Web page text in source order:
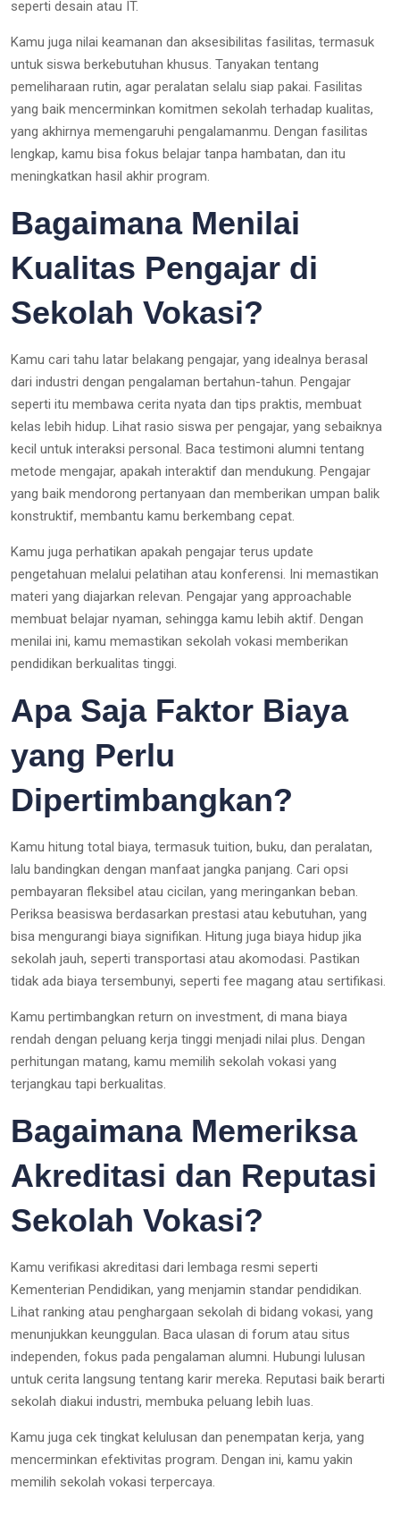
seperti desain atau IT.
Kamu juga nilai keamanan dan aksesibilitas fasilitas, termasuk
untuk siswa berkebutuhan khusus. Tanyakan tentang
pemeliharaan rutin, agar peralatan selalu siap pakai. Fasilitas
yang baik mencerminkan komitmen sekolah terhadap kualitas,
yang akhirnya memengaruhi pengalamanmu. Dengan fasilitas
lengkap, kamu bisa fokus belajar tanpa hambatan, dan itu
meningkatkan hasil akhir program.
Bagaimana Menilai
Kualitas Pengajar di
Sekolah Vokasi?
Kamu cari tahu latar belakang pengajar, yang idealnya berasal
dari industri dengan pengalaman bertahun-tahun. Pengajar
seperti itu membawa cerita nyata dan tips praktis, membuat
kelas lebih hidup. Lihat rasio siswa per pengajar, yang sebaiknya
kecil untuk interaksi personal. Baca testimoni alumni tentang
metode mengajar, apakah interaktif dan mendukung. Pengajar
yang baik mendorong pertanyaan dan memberikan umpan balik
konstruktif, membantu kamu berkembang cepat.
Kamu juga perhatikan apakah pengajar terus update
pengetahuan melalui pelatihan atau konferensi. Ini memastikan
materi yang diajarkan relevan. Pengajar yang approachable
membuat belajar nyaman, sehingga kamu lebih aktif. Dengan
menilai ini, kamu memastikan sekolah vokasi memberikan
pendidikan berkualitas tinggi.
Apa Saja Faktor Biaya
yang Perlu
Dipertimbangkan?
Kamu hitung total biaya, termasuk tuition, buku, dan peralatan,
lalu bandingkan dengan manfaat jangka panjang. Cari opsi
pembayaran fleksibel atau cicilan, yang meringankan beban.
Periksa beasiswa berdasarkan prestasi atau kebutuhan, yang
bisa mengurangi biaya signifikan. Hitung juga biaya hidup jika
sekolah jauh, seperti transportasi atau akomodasi. Pastikan
tidak ada biaya tersembunyi, seperti fee magang atau sertifikasi.
Kamu pertimbangkan return on investment, di mana biaya
rendah dengan peluang kerja tinggi menjadi nilai plus. Dengan
perhitungan matang, kamu memilih sekolah vokasi yang
terjangkau tapi berkualitas.
Bagaimana Memeriksa
Akreditasi dan Reputasi
Sekolah Vokasi?
Kamu verifikasi akreditasi dari lembaga resmi seperti
Kementerian Pendidikan, yang menjamin standar pendidikan.
Lihat ranking atau penghargaan sekolah di bidang vokasi, yang
menunjukkan keunggulan. Baca ulasan di forum atau situs
independen, fokus pada pengalaman alumni. Hubungi lulusan
untuk cerita langsung tentang karir mereka. Reputasi baik berarti
sekolah diakui industri, membuka peluang lebih luas.
Kamu juga cek tingkat kelulusan dan penempatan kerja, yang
mencerminkan efektivitas program. Dengan ini, kamu yakin
memilih sekolah vokasi terpercaya.